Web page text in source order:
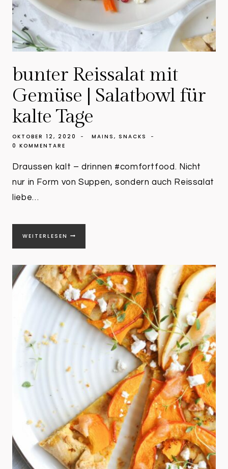
bunter Reissalat mit
Gemüse | Salatbowl für
kalte Tage
OKTOBER 12, 2020 MAINS , SNACKS
0 KOMMENTARE
Draussen kalt – drinnen #comfortfood. Nicht
nur in Form von Suppen, sondern auch Reissalat
liebe…
WEITERLESEN BUNTER
GEMÜSE
|
SALATBOWL
FÜR
KALTE
TAGE